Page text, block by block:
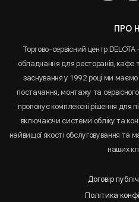
ПРО
Торгово-сервісний центр
обладнання для ресторанів, кафе
заснування у 1992 році ми маємо
постачання, монтажу та
пропонує комплексні рішення для
включаючи системи обліку та
найвищої якості обслуговування та
наших
Договір
Політика